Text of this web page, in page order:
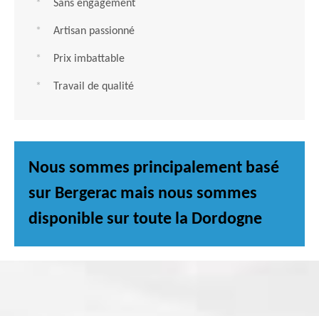
Sans engagement
Artisan passionné
Prix imbattable
Travail de qualité
Nous sommes principalement basé
sur Bergerac mais nous sommes
disponible sur toute la Dordogne